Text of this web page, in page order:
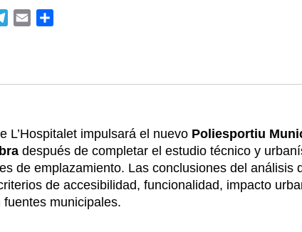
Telegram
Email
L’Hospitalet impulsará el nuevo Poliesportiu
después de completar el estudio técnico y
de emplazamiento. Las conclusiones del análisis
de accesibilidad, funcionalidad, impacto
municipales.